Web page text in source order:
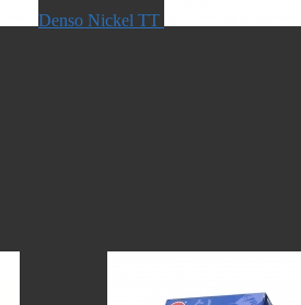
Denso Nickel TT